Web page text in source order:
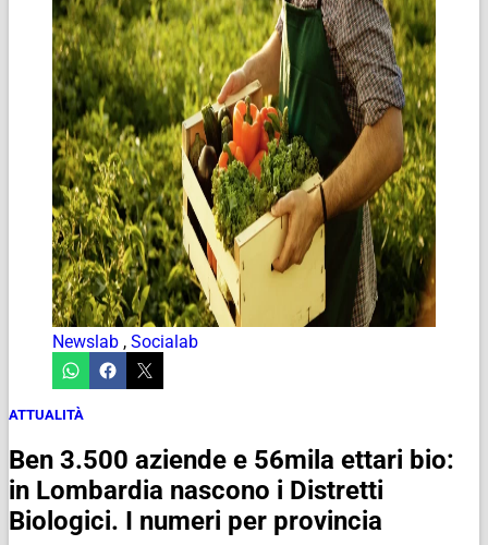
Newslab , Socialab
ATTUALITÀ
Ben 3.500 aziende e 56mila ettari bio:
in Lombardia nascono i Distretti
Biologici. I numeri per provincia